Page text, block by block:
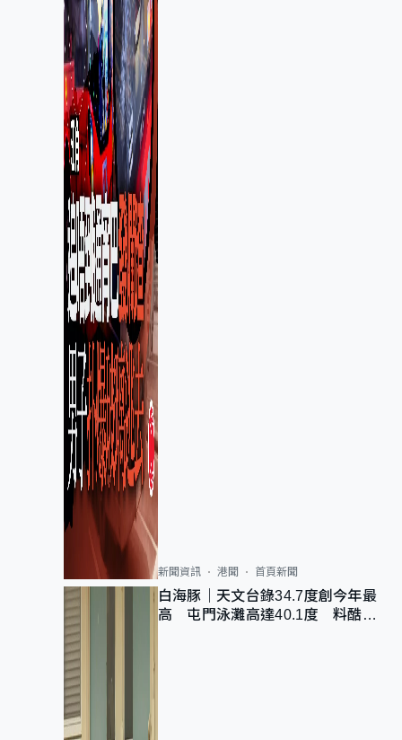
新聞資訊 港聞 首頁新聞
白海豚｜天文台錄34.7度創今年最
高 屯門泳灘高達40.1度 料酷熱